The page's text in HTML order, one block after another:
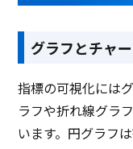
グラフとチャ
指標の可視化には
ラフや折れ線グラ
います。円グラフ